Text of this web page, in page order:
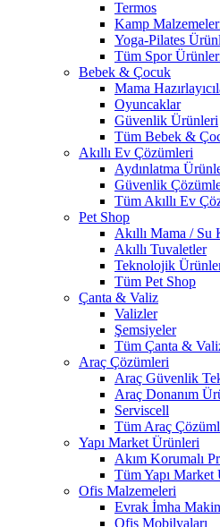
Termos
Kamp
Yoga-Pilates
Tüm Spor
Bebek & Çocuk
Mama
Oyuncaklar
Güvenlik Ürünleri
Tüm Bebek &
Akıllı Ev Çözümleri
Aydınlatma
Güvenlik
Tüm Akıllı Ev
Pet Shop
Akıllı Mama / Su
Akıllı Tuvaletler
Teknolojik
Tüm Pet Shop
Çanta & Valiz
Valizler
Şemsiyeler
Tüm Çanta &
Araç Çözümleri
Araç Güvenlik
Araç Donanım
Serviscell
Tüm Araç
Yapı Market Ürünleri
Akım Korumalı
Tüm Yapı Market
Ofis Malzemeleri
Evrak İmha
Ofis Mobilyaları